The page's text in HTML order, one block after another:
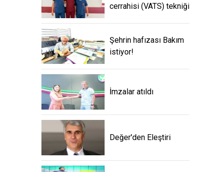
cerrahisi (VATS) tekniği
Şehrin hafızası Bakım
istiyor!
İmzalar atıldı
Değer'den Eleştiri